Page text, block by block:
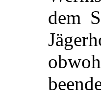
dem